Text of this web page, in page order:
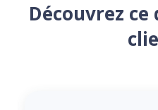
Découvrez